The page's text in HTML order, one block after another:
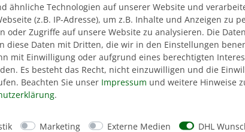
ähnliche Technologien auf unserer Website und
(z.B. IP-Adresse), um z.B. Inhalte und Anzeigen zu
oder Zugriffe auf unsere Website zu analysieren. Die
diese Daten mit Dritten, die wir in den Einstellungen
mit Einwilligung oder aufgrund eines berechtigten
Es besteht das Recht, nicht einzuwilligen und die
Beachten Sie unser Impressum und weitere Hinweise
.
Marketing Externe Medien DHL